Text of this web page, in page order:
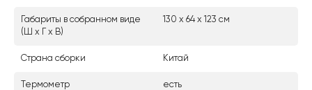
Габариты в собранном виде
(Ш х Г х В)
130 х 64 х 123 см
Страна сборки Китай
Термометр есть